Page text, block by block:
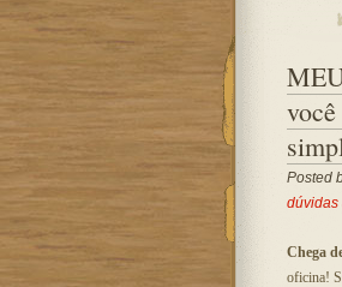
Posted
dúvidas
Chega
oficina!